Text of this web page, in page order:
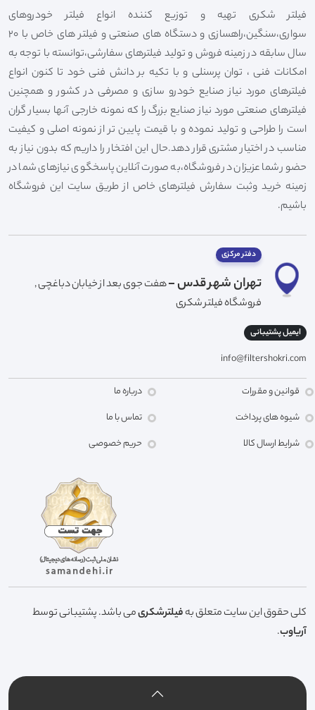
فیلتر شکری تهیه و توزیع کننده انواع فیلتر خودروهای
سواری،سنگین،راهسازی و دستگاه های صنعتی و فیلتر های خاص با 20
سال سابقه در زمینه فروش و تولید فیلترهای سفارشی،توانسته با توجه به
امکانات فنی ، توان پرسنلی و با تکیه بر دانش فنی خود تا کنون انواع
فیلترهای مورد نیاز صنایع خودرو سازی و مصرفی در کشور و همچنین
فیلترهای صنعتی مورد نیاز صنایع بزرگ را که نمونه خارجی آنها بسیار گران
است را طراحی و تولید نموده و با قیمت پایین تر از نمونه اصلی و کیفیت
مناسب در اختیار مشتری قرار دهد.حال این افتخار را داریم که بدون نیاز به
حضور شما عزیزان در فروشگاه،به صورت آنلاین پاسخگوی نیازهای شما در
زمینه خرید وثبت سفارش فیلترهای خاص از طریق سایت این فروشگاه
باشیم.
دفتر مرکزی
تهران شهر قدس -هفت جوی بعد از خیابان دباغچی ,
فروشگاه فیلتر شکری
ایمیل پشتیبانی
info@filtershokri.com
قوانین و مقررات
شیوه های پرداخت
شرایط ارسال کالا
درباره ما
تماس با ما
حریم خصوصی
کلی حقوق این سایت متعلق بهفیلترشکریمی باشد. پشتیبانی توسط
آریاوب.